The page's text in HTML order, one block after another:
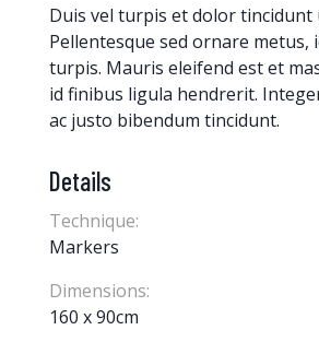
Duis vel turpis et dolor tincidunt
Pellentesque sed ornare metus,
turpis. Mauris eleifend est et
id finibus ligula hendrerit.
ac justo bibendum tincidunt.
Details
Technique:
Markers
Dimensions:
160 x 90cm